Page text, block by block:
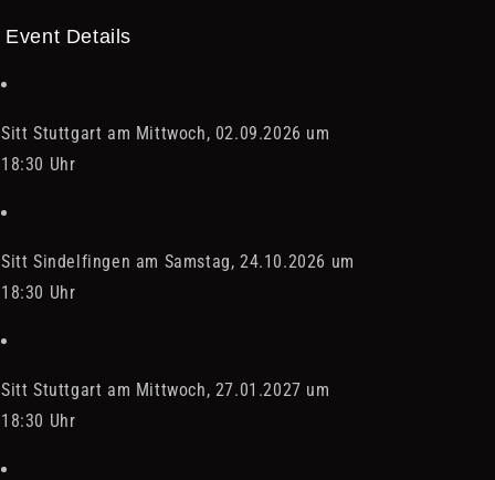
Event Details
Sitt Stuttgart am Mittwoch, 02.09.2026 um
18:30 Uhr
Sitt Sindelfingen am Samstag, 24.10.2026 um
18:30 Uhr
Sitt Stuttgart am Mittwoch, 27.01.2027 um
18:30 Uhr